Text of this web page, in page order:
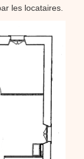
les locataires.